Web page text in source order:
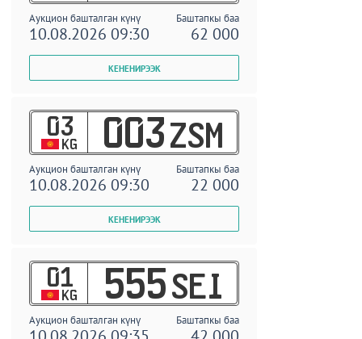
Аукцион башталган күнү Баштапкы баа
10.08.2026 09:30 62 000
03
KG 003 ZSM
Аукцион башталган күнү Баштапкы баа
10.08.2026 09:30 22 000
01
KG 555 SEI
Аукцион башталган күнү Баштапкы баа